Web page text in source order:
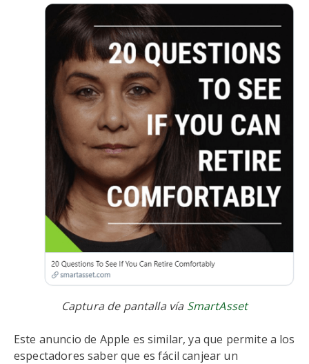
Captura de pantalla vía SmartAsset
Este anuncio de Apple es similar, ya que permite a los
espectadores saber que es fácil canjear un